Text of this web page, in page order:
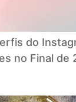
do
no Final de